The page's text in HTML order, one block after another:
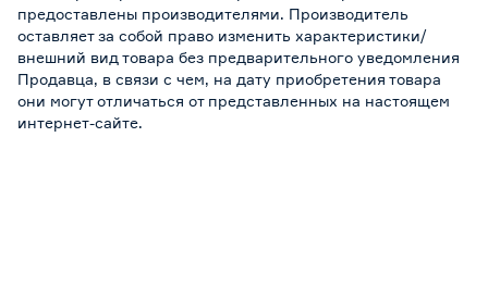
предоставлены производителями. Производитель
оставляет за собой право изменить характеристики/
внешний вид товара без предварительного уведомления
Продавца, в связи с чем, на дату приобретения товара
они могут отличаться от представленных на настоящем
интернет-сайте.